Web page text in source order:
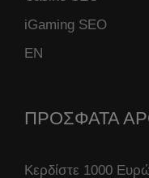
iGaming SEO
ΕΝ
ΠΡΟΣΦΑΤΑ
Κερδίστε 1000